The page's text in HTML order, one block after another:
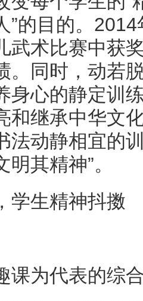
”的目的。
武术比赛中获
。同时，动若
身心的静定训
和继承中华文
法动静相宜的
其精神”。
学生精神抖擞
课为代表的综